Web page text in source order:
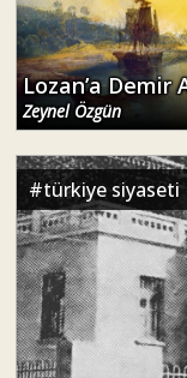
Lozan’a Demir
Zeynel Özgün
#türkiye siyaseti